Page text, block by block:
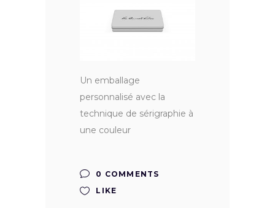
Un emballage
personnalisé avec la
technique de sérigraphie à
une couleur
0 COMMENTS
LIKE